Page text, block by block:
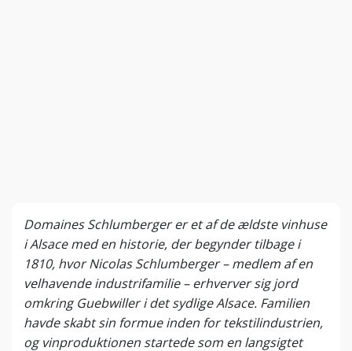
Domaines Schlumberger er et af de ældste vinhuse
i Alsace med en historie, der begynder tilbage i
1810, hvor Nicolas Schlumberger – medlem af en
velhavende industrifamilie – erhverver sig jord
omkring Guebwiller i det sydlige Alsace. Familien
havde skabt sin formue inden for tekstilindustrien,
og vinproduktionen startede som en langsigtet